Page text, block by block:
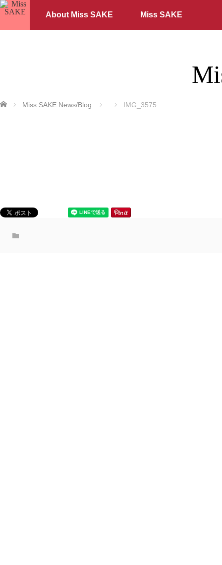
About Miss SAKE Miss SAKE
ホーム Miss SAKE News/Blog IMG_3575